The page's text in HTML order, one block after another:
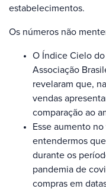
estabelecimentos.
Os números não
O Índice Cielo
Associação
revelaram que,
vendas
comparação ao
Esse aumento
entendermos
durante os
pandemia de
compras em